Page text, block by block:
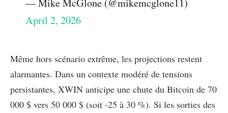
April 2, 2026
Même hors scénario extrême, les projections restent
alarmantes. Dans un contexte modéré de tensions
persistantes, XWIN anticipe une chute du Bitcoin de 70
000 $ vers 50 000 $ (soit -25 à 30 %). Si les sorties des